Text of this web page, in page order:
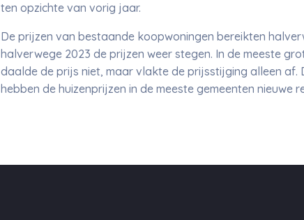
ten opzichte van vorig jaar.
De prijzen van bestaande koopwoningen bereikten
halverwege 2023 de prijzen weer stegen. In de meeste
daalde de prijs niet, maar vlakte de prijsstijging alleen
hebben de huizenprijzen in de meeste gemeenten nieuwe